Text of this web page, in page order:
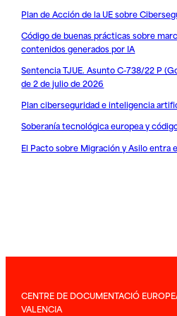
Plan de Acción de la UE sobre
Código de buenas prácticas sobre
contenidos generados por IA
Sentencia TJUE. Asunto C-738/22 P
de 2 de julio de 2026
Plan ciberseguridad e inteligencia
Soberanía tecnológica europea y
El Pacto sobre Migración y Asilo entra
CENTRE DE DOCUMENTACIÓ
VALENCIA